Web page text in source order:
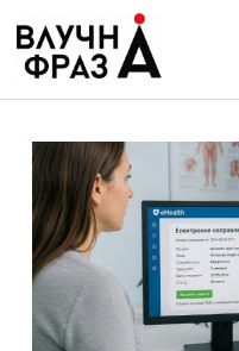
содержимому
Гроші
Життя
Лайфстайл
ТехноНаука